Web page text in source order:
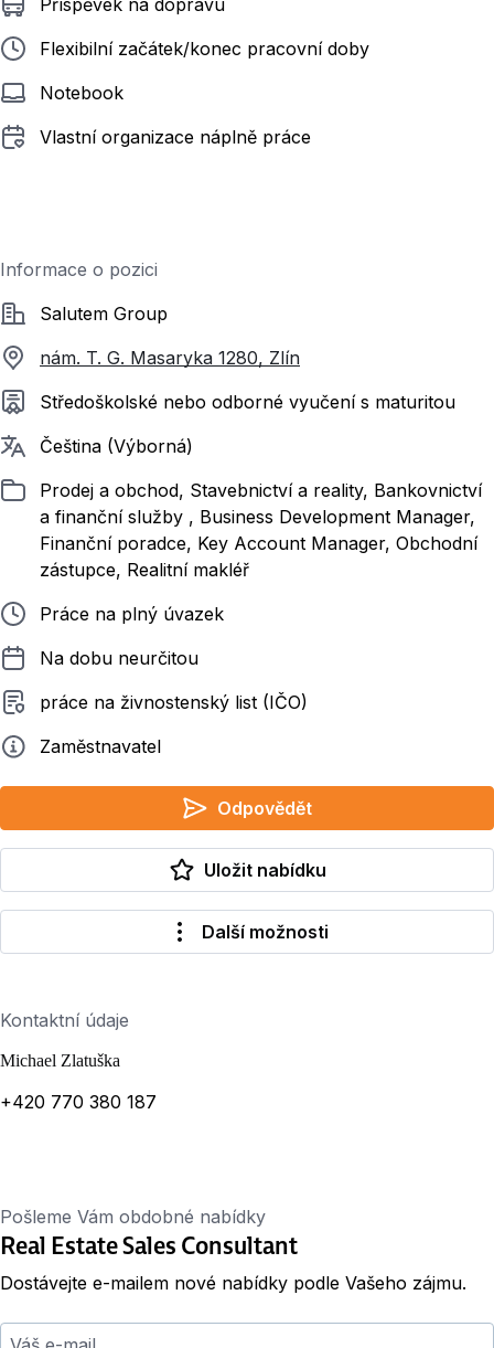
Příspěvek na dopravu
Flexibilní začátek/konec pracovní doby
Notebook
Vlastní organizace náplně práce
Informace o pozici
SpolečnostSalutem Group
nám. T. G. Masaryka 1280, Zlín
Požadované vzdělání
Středoškolské nebo odborné vyučení s maturitou
Požadované jazyky
Čeština (Výborná)
ZařazenoProdej a obchod, Stavebnictví a reality, Bankovnictví
a finanční služby , Business Development Manager,
Finanční poradce, Key Account Manager, Obchodní
zástupce, Realitní makléř
Typ pracovního poměru
Práce na plný úvazek
Délka pracovního poměru
Na dobu neurčitou
Typ smluvního vztahu
práce na živnostenský list (IČO)
ZadavatelZaměstnavatel
Odpovědět
Uložit nabídku
Další možnosti
Kontaktní údaje
Michael Zlatuška
+420 770 380 187
Pošleme Vám obdobné nabídky
Real Estate Sales Consultant
Dostávejte e-mailem nové nabídky podle Vašeho zájmu.
Váš e-mail